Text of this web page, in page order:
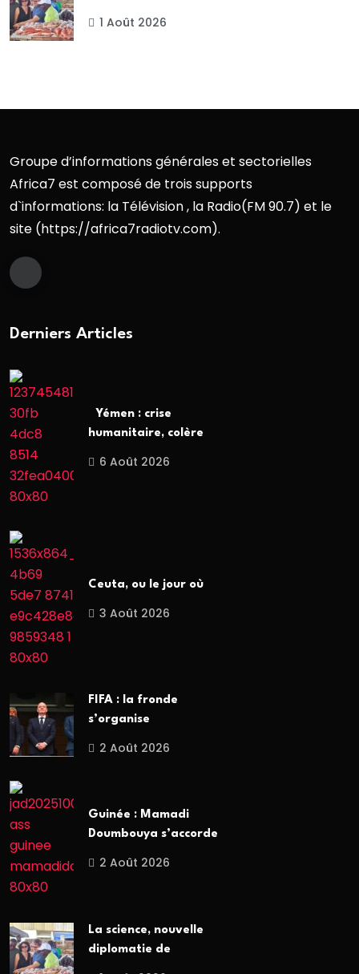
1 Août 2026
Groupe d’informations générales et sectorielles
Africa7 est composé de trois supports
d`informations: la Télévision , la Radio(FM 90.7) et le
site (https://africa7radiotv.com).
Derniers Articles
Yémen : crise
humanitaire, colère
6 Août 2026
Ceuta, ou le jour où
3 Août 2026
FIFA : la fronde
s’organise
2 Août 2026
Guinée : Mamadi
Doumbouya s’accorde
2 Août 2026
La science, nouvelle
diplomatie de